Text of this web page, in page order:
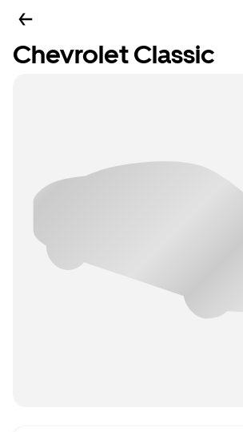
Chevrolet Classic